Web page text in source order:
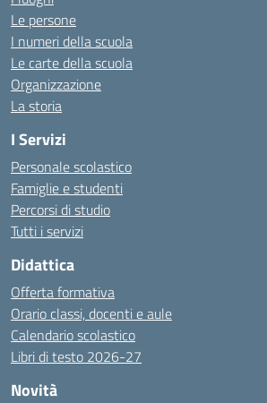
Le persone
I numeri della scuola
Le carte della scuola
Organizzazione
La storia
I Servizi
Personale scolastico
Famiglie e studenti
Percorsi di studio
Tutti i servizi
Didattica
Offerta formativa
Orario classi, docenti e aule
Calendario scolastico
Libri di testo 2026-27
Novità